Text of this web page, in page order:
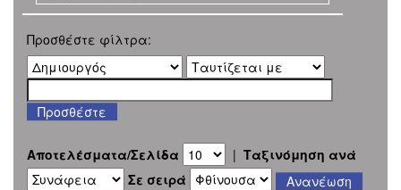
Προσθέστε φίλτρα:
Αποτελέσματα/Σελίδα | Ταξινόμηση ανά
Σε σειρά